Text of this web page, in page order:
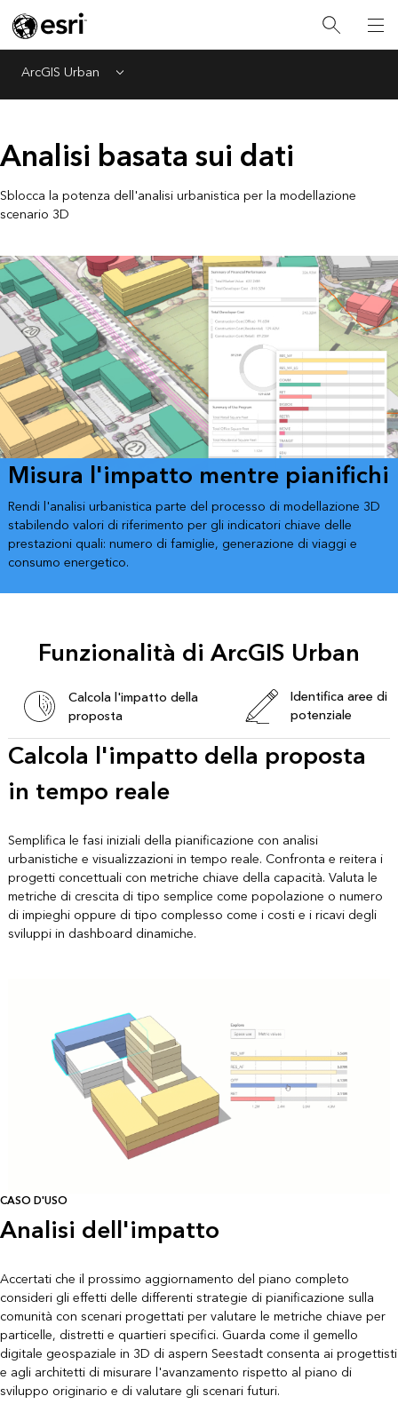
ArcGIS Urban Menu
Analisi basata sui dati
Sblocca la potenza dell'analisi urbanistica per la modellazione
scenario 3D
Misura l'impatto mentre pianifichi
Rendi l'analisi urbanistica parte del processo di modellazione 3D
stabilendo valori di riferimento per gli indicatori chiave delle
prestazioni quali: numero di famiglie, generazione di viaggi e
consumo energetico.
Funzionalità di ArcGIS Urban
Calcola l'impatto della
proposta
Identifica aree di
potenziale
Calcola l'impatto della proposta
in tempo reale
Semplifica le fasi iniziali della pianificazione con analisi
urbanistiche e visualizzazioni in tempo reale. Confronta e reitera i
progetti concettuali con metriche chiave della capacità. Valuta le
metriche di crescita di tipo semplice come popolazione o numero
di impieghi oppure di tipo complesso come i costi e i ricavi degli
sviluppi in dashboard dinamiche.
CASO D'USO
Analisi dell'impatto
Accertati che il prossimo aggiornamento del piano completo
consideri gli effetti delle differenti strategie di pianificazione sulla
comunità con scenari progettati per valutare le metriche chiave per
particelle, distretti e quartieri specifici. Guarda come il gemello
digitale geospaziale in 3D di aspern Seestadt consenta ai progettisti
e agli architetti di misurare l'avanzamento rispetto al piano di
sviluppo originario e di valutare gli scenari futuri.